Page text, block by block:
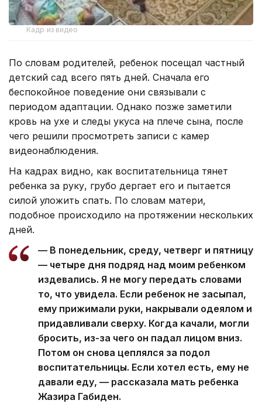
Кадр из видео
По словам родителей, ребенок посещал частный
детский сад всего пять дней. Сначала его
беспокойное поведение они связывали с
периодом адаптации. Однако позже заметили
кровь на ухе и следы укуса на плече сына, после
чего решили просмотреть записи с камер
видеонаблюдения.
На кадрах видно, как воспитательница тянет
ребенка за руку, грубо дергает его и пытается
силой уложить спать. По словам матери,
подобное происходило на протяжении нескольких
дней.
— В понедельник, среду, четверг и пятницу
— четыре дня подряд над моим ребенком
издевались. Я не могу передать словами
то, что увидела. Если ребенок не засыпал,
ему прижимали руки, накрывали одеялом и
придавливали сверху. Когда качали, могли
бросить, из-за чего он падал лицом вниз.
Потом он снова цеплялся за подол
воспитательницы. Если хотел есть, ему не
давали еду, — рассказала мать ребенка
Жазира Габиден.